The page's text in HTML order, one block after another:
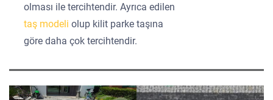
olması ile tercihtendir. Ayrıca edilen
taş modeliolup kilit parke taşına
göre daha çok tercihtendir.